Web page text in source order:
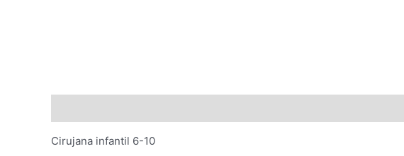
Cirujana infantil 6-10